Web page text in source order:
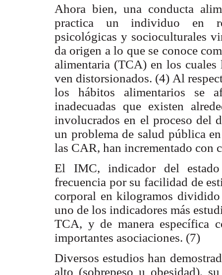
Ahora bien, una conducta
practica un individuo en
psicológicas y socioculturales
da origen a lo que se conoce
alimentaria (TCA) en los
ven distorsionados. (4) Al
los hábitos alimentarios se
inadecuadas que existen
involucrados en el proceso del
un problema de salud pública
las CAR, han incrementado con
El IMC, indicador del
frecuencia por su facilidad de
corporal en kilogramos
uno de los indicadores más
TCA, y de manera específica
importantes asociaciones. (7)
Diversos estudios han
alto (sobrepeso u obesidad),